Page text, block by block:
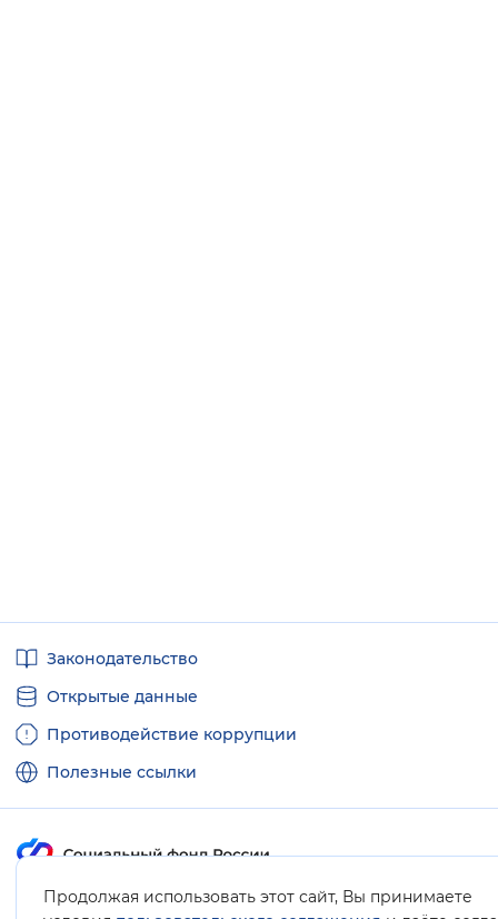
Продолжая использовать этот сайт, Вы принимаете
ссылкиЗаконодательство
Открытые данные
Противодействие коррупции
Полезные ссылки
Карта сайта